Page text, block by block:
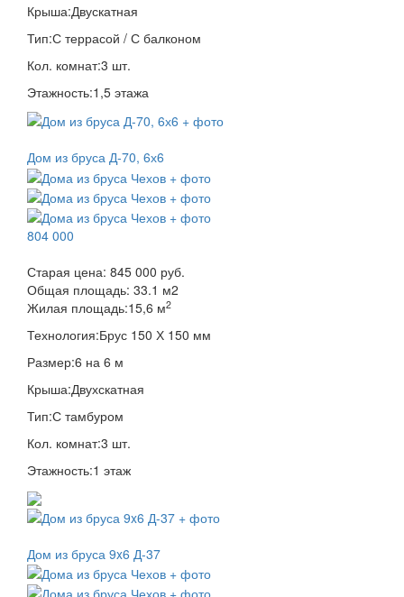
Крыша:Двускатная
Тип:С террасой / С балконом
Кол. комнат:3 шт.
Этажность:1,5 этажа
Дом из бруса Д-70, 6х6
804 000
Старая цена: 845 000 руб.
Общая площадь: 33.1 м2
Жилая площадь:15,6 м2
Технология:Брус 150 Х 150 мм
Размер:6 на 6 м
Крыша:Двухскатная
Тип:С тамбуром
Кол. комнат:3 шт.
Этажность:1 этаж
Дом из бруса 9x6 Д-37